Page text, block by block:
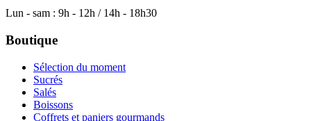
Lun - sam : 9h - 12h / 14h - 18h30
Boutique
Sélection du moment
Sucrés
Salés
Boissons
Coffrets et paniers gourmands